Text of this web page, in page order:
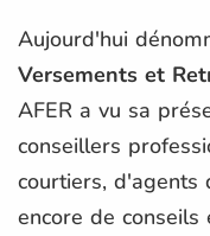
Aujourd'hui
Versements et
AFER a vu sa
conseillers
courtiers, d'agents
encore de